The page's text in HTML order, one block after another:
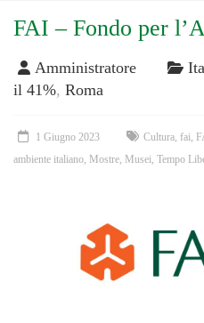
FAI – Fondo per
Amministratore
il 41%, Roma
1 Giugno 2023 Cultura fai
ambiente italiano Mostre Musei Tempo